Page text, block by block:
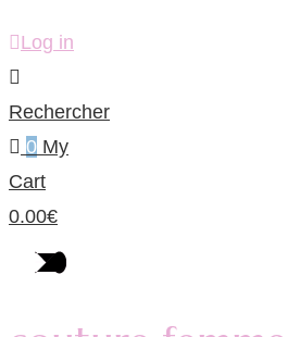
Log in
Rechercher
0 My
Cart
0.00€